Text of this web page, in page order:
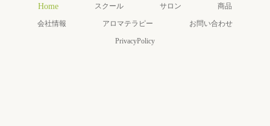
Home スクール サロン 商品
会社情報 アロマテラピー お問い合わせ
PrivacyPolicy